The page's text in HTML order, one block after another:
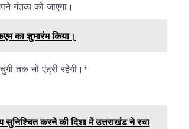
गंतव्य को जाएगा।
का शुभारंभ किया।
तक नो एंट्री रहेगी।*
करने की दिशा में उत्तराखंड ने रचा